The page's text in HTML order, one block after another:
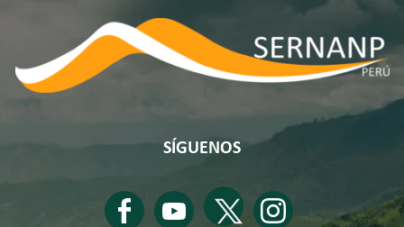
SÍGUENOS